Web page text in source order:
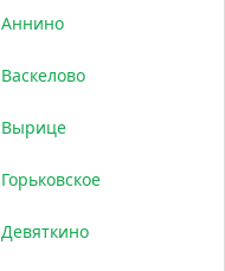
Аннино
Васкелово
Вырице
Горьковское
Девяткино